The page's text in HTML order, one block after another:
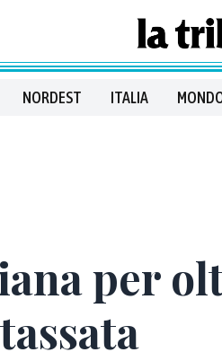
NORDEST ITALIA
per